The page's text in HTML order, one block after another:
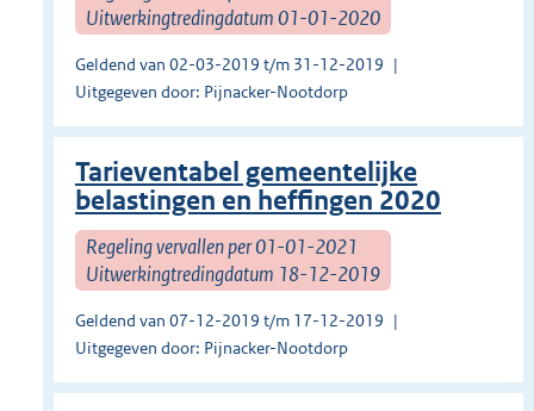
Uitwerkingtredingdatum 01-01-2020
Geldend van 02-03-2019 t/m 31-12-2019
Uitgegeven door: Pijnacker-Nootdorp
Tarieventabel gemeentelijke
belastingen en heffingen 2020
Regeling vervallen per 01-01-2021
Uitwerkingtredingdatum 18-12-2019
Geldend van 07-12-2019 t/m 17-12-2019
Uitgegeven door: Pijnacker-Nootdorp